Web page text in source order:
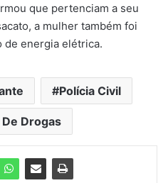
que pertenciam a seu
a mulher também foi
de energia elétrica.
Polícia Civil
Drogas